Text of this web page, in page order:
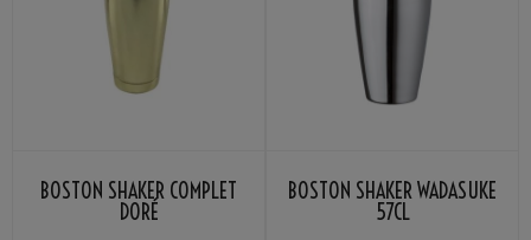
BOSTON SHAKER COMPLET
DORÉ
BOSTON SHAKER WADASUKE
57CL